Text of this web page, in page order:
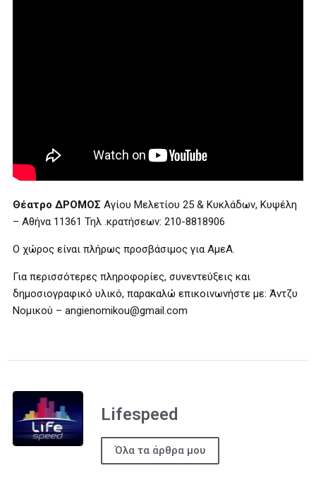
Θέατρο ΔΡΟΜΟΣ Αγίου Μελετίου 25 & Κυκλάδων, Κυψέλη
– Αθήνα 11361 Τηλ .κρατήσεων: 210-8818906
Ο χώρος είναι πλήρως προσβάσιμος για ΑμεΑ.
Για περισσότερες πληροφορίες, συνεντεύξεις και
δημοσιογραφικό υλικό, παρακαλώ επικοινωνήστε με: Άντζυ
Νομικού – angienomikou@gmail.com
Lifespeed
Όλα τα άρθρα μου